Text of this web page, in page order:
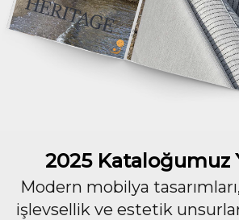
2025 Kataloğumuz
Modern mobilya
işlevsellik ve estetik